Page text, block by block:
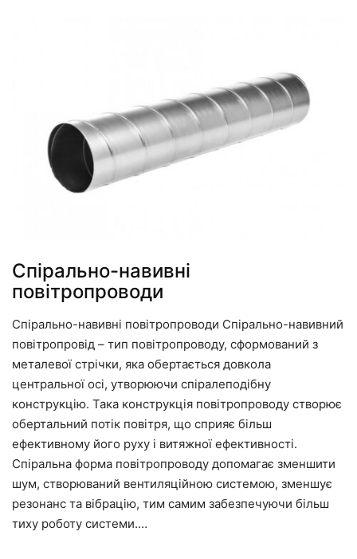
Спірально-навивні
повітропроводи
Спірально-навивні повітропроводи Спірально-навивний
повітропровід – тип повітропроводу, сформований з
металевої стрічки, яка обертається довкола
центральної осі, утворюючи спіралеподібну
конструкцію. Така конструкція повітропроводу створює
обертальний потік повітря, що сприяє більш
ефективному його руху і витяжної ефективності.
Спіральна форма повітропроводу допомагає зменшити
шум, створюваний вентиляційною системою, зменшує
резонанс та вібрацію, тим самим забезпечуючи більш
тиху роботу системи.…